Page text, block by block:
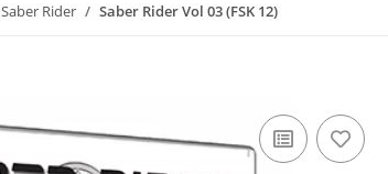
Saber Rider Saber Rider Vol 03 (FSK 12)